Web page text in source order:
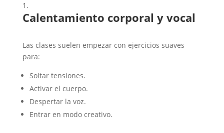
Calentamiento corporal y vocal
Las clases suelen empezar con ejercicios suaves
para:
Soltar tensiones.
Activar el cuerpo.
Despertar la voz.
Entrar en modo creativo.